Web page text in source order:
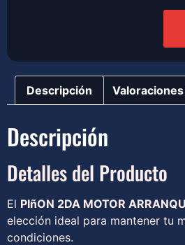
Descripción
Descripción
Detalles del Producto
El PIñON 2DA MOTOR
elección ideal para mantener tu
condiciones.